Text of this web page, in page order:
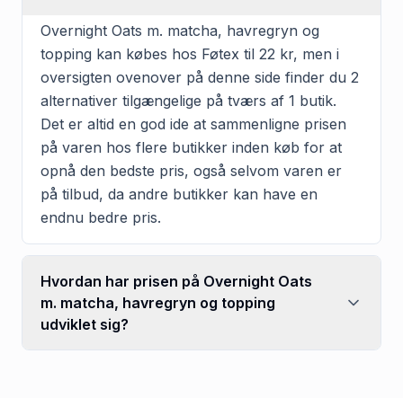
Overnight Oats m. matcha, havregryn og
topping kan købes hos Føtex til 22 kr, men i
oversigten ovenover på denne side finder du 2
alternativer tilgængelige på tværs af 1 butik.
Det er altid en god ide at sammenligne prisen
på varen hos flere butikker inden køb for at
opnå den bedste pris, også selvom varen er
på tilbud, da andre butikker kan have en
endnu bedre pris.
Hvordan har prisen på Overnight Oats
m. matcha, havregryn og topping
udviklet sig?